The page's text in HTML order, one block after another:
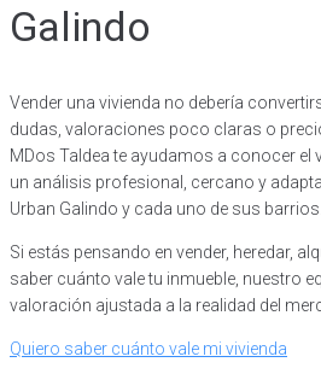
Galindo
Vender una vivienda no debería
dudas, valoraciones poco claras o
MDos Taldea te ayudamos a conocer el
un análisis profesional, cercano y
Urban Galindo y cada uno de sus barrios.
Si estás pensando en vender, heredar,
saber cuánto vale tu inmueble, nuestro
valoración ajustada a la realidad del
Quiero saber cuánto vale mi vivienda